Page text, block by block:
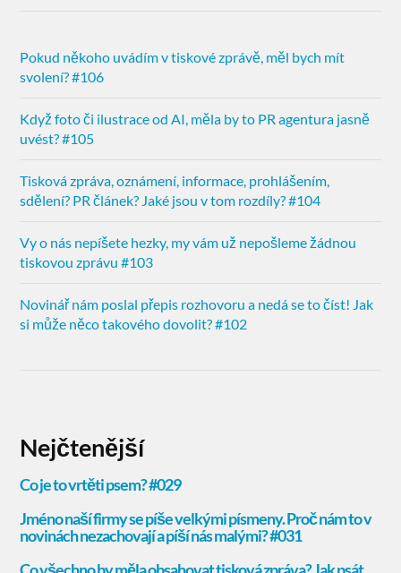
Pokud někoho uvádím v tiskové zprávě, měl bych mít
svolení? #106
Když foto či ilustrace od AI, měla by to PR agentura jasně
uvést? #105
Tisková zpráva, oznámení, informace, prohlášením,
sdělení? PR článek? Jaké jsou v tom rozdíly? #104
Vy o nás nepíšete hezky, my vám už nepošleme žádnou
tiskovou zprávu #103
Novinář nám poslal přepis rozhovoru a nedá se to číst! Jak
si může něco takového dovolit? #102
Nejčtenější